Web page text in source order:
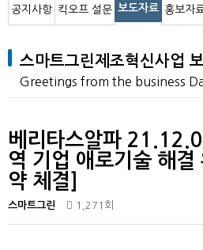
공지사항 킥오프 설문 보도자료 홍보자
스마트그린제조혁신사업
Greetings from the business
베리타스알파
역 기업 애로기술 해
약 체결]
스마트그린 1,271회